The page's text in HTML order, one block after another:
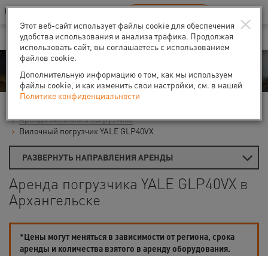
Ваш город:Архангельск
В Вашем регионе нет наших офисов RU EN
Аренда
Аренда вилочного погрузчика
Вилочный погрузчик YALE GLP40VX
РАЗВЕРНУТЬ НАПРАВЛЕНИЯ АРЕНДЫ
Аренда погрузчика YALE GLP40VX в
Архангельске
*Цены могут меняться в зависимости от региона, срока
аренды и количества взятого в аренду оборудования.
×
Этот веб-сайт использует файлы cookie для обеспечения
удобства использования и анализа трафика. Продолжая
использовать сайт, вы соглашаетесь с использованием
файлов cookie.
Дополнительную информацию о том, как мы используем
файлы cookie, и как изменить свои настройки, см. в нашей
Политике конфиденциальности